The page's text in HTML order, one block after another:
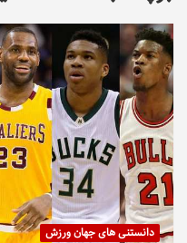
دانستنی های جهان ورزش